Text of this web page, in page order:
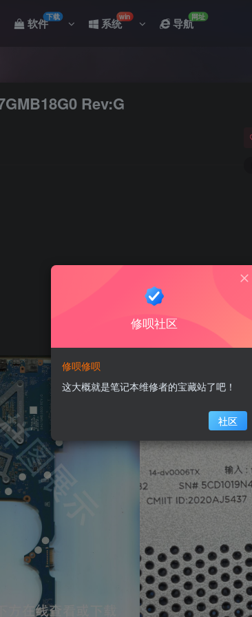
软件下载 系统win 导航网址
Rev:G
修呗社区
修呗修呗
这大概就是笔记本维修者的宝藏站了吧！
社区